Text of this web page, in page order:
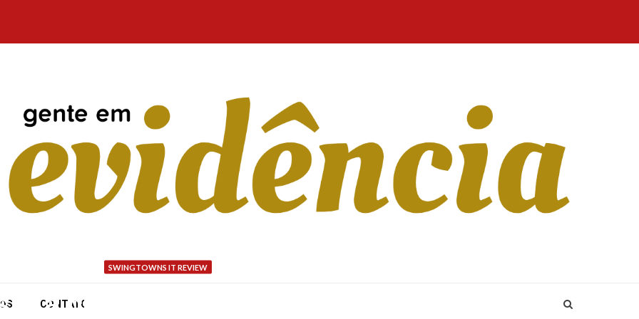
CONTATO
SWINGTOWNS IT REVIEW
a chattare ancora delle applicazioni per